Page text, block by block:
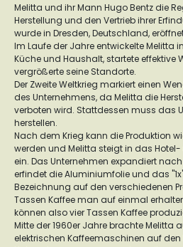
Melitta und ihr Mann Hugo Bentz die
Herstellung und den Vertrieb ihrer
wurde in Dresden, Deutschland,
Im Laufe der Jahre entwickelte Melitta
Küche und Haushalt, startete effektive
vergrößerte seine Standorte.
Der Zweite Weltkrieg markiert einen
des Unternehmens, da Melitta die
verboten wird. Stattdessen muss das
herstellen.
Nach dem Krieg kann die Produktion
werden und Melitta steigt in das
ein. Das Unternehmen expandiert
erfindet die Aluminiumfolie und das
Bezeichnung auf den verschiedenen
Tassen Kaffee man auf einmal
können also vier Tassen Kaffee
Mitte der 1960er Jahre brachte Melitta
elektrischen Kaffeemaschinen auf den